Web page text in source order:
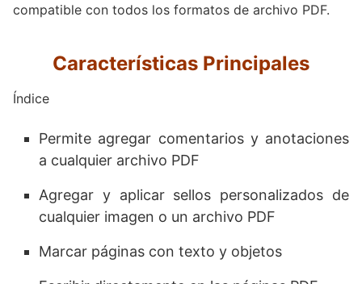
compatible con todos los formatos de archivo PDF.
Características Principales
Índice
Permite agregar comentarios y anotaciones
a cualquier archivo PDF
Agregar y aplicar sellos personalizados de
cualquier imagen o un archivo PDF
Marcar páginas con texto y objetos